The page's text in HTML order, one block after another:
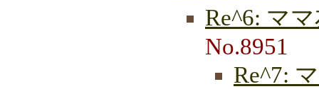
Re^6: マ
No.8951
Re^7: